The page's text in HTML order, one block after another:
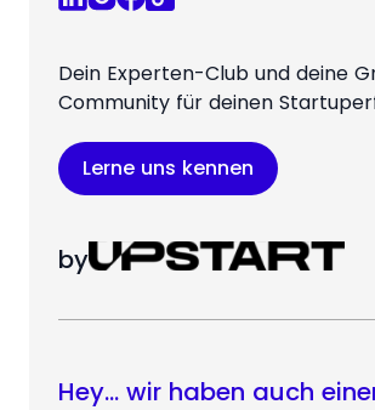
Dein Experten-Club und deine
Community für deinen
Lerne uns kennen
by
Hey… wir haben auch